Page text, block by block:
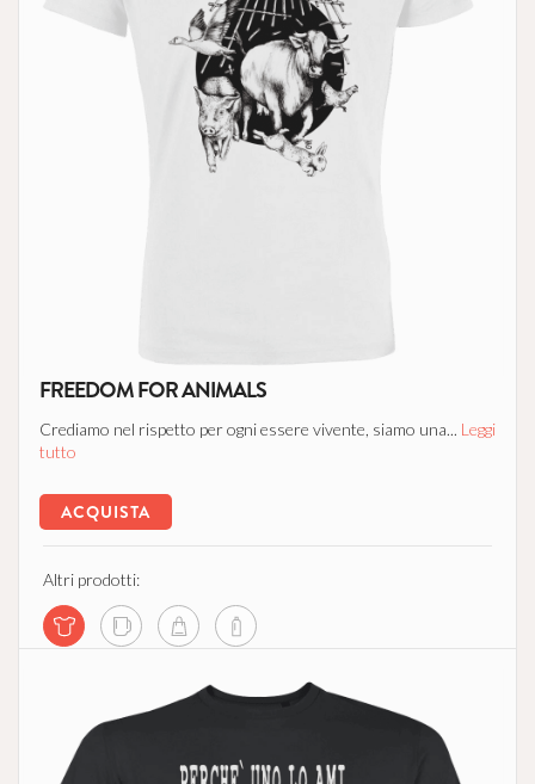
FREEDOM FOR ANIMALS
Crediamo nel rispetto per ogni essere vivente, siamo una... Leggi
tutto
ACQUISTA
Altri prodotti: